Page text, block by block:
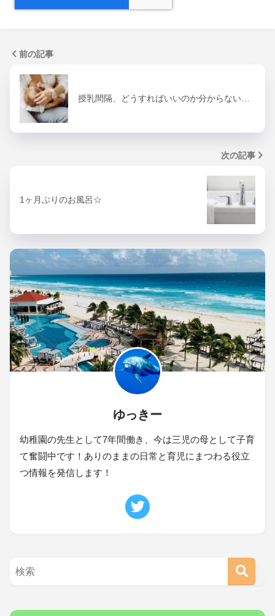
前の記事
授乳間隔、どうすればいいのか分からない…
次の記事
1ヶ月ぶりのお風呂☆
ゆっきー
幼稚園の先生として7年間働き、今は三児の母として子育
て奮闘中です！ありのままの日常と育児にまつわる役立
つ情報を発信します！